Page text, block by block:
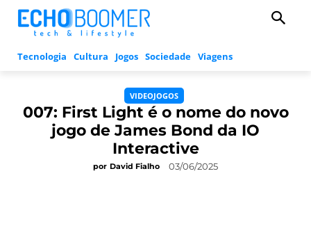
Tecnologia Cultura Jogos Sociedade Viagens
VIDEOJOGOS
007: First Light é o nome do novo
jogo de James Bond da IO
Interactive
por David Fialho 03/06/2025